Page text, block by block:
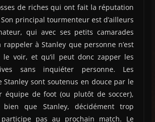
de riches qui ont fait la réputation
principal tourmenteur est d’ailleurs
qui avec ses petits camarades
rappeler à Stanley que personne n’est
voir, et qu’il peut donc zapper les
sans inquiéter personne. Les
Stanley sont soutenus en douce par le
équipe de foot (ou plutôt de soccer),
que Stanley, décidément trop
pas au prochain match. Le